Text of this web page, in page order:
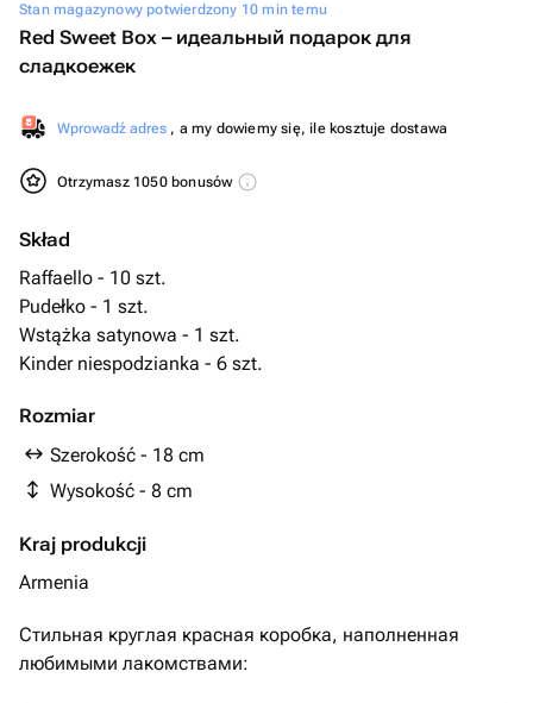
Stan magazynowy potwierdzony 10 min temu
Red Sweet Box – идеальный подарок для
сладкоежек
Wprowadź adres , a my dowiemy się, ile kosztuje dostawa
Otrzymasz 1050 bonusów
Skład
Raffaello - 10 szt.
Pudełko - 1 szt.
Wstążka satynowa - 1 szt.
Kinder niespodzianka - 6 szt.
Rozmiar
Szerokość - 18 cm
Wysokość - 8 cm
Kraj produkcji
Armenia
Стильная круглая красная коробка, наполненная
любимыми лакомствами: